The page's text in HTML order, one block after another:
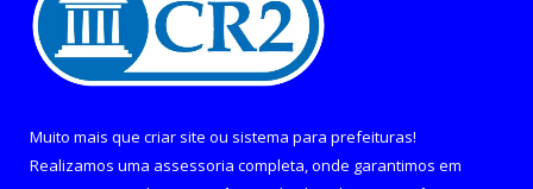
Muito mais que criar site ou sistema para prefeituras!
Realizamos uma assessoria completa, onde garantimos em